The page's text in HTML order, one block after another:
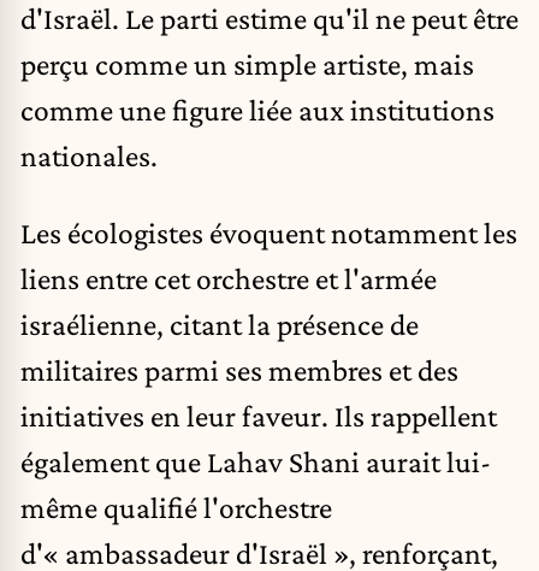
d'Israël. Le parti estime qu'il ne peut être
perçu comme un simple artiste, mais
comme une figure liée aux institutions
nationales.
Les écologistes évoquent notamment les
liens entre cet orchestre et l'armée
israélienne, citant la présence de
militaires parmi ses membres et des
initiatives en leur faveur. Ils rappellent
également que Lahav Shani aurait lui-
même qualifié l'orchestre
d'« ambassadeur d'Israël », renforçant,